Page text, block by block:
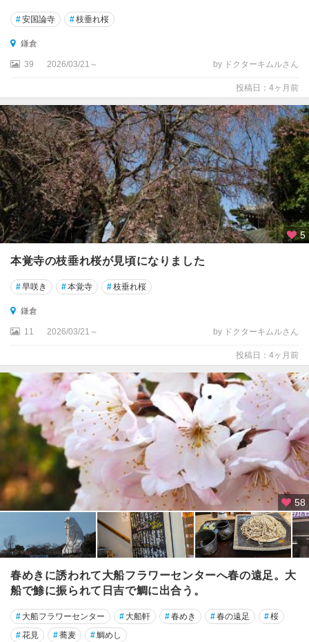
#安国論寺 #枝垂れ桜
鎌倉
39 2026/03/21～ by ドクターキムルさん
投稿日：4ヶ月前
5
本覚寺の枝垂れ桜が見頃になりました
#早咲き #本覚寺 #枝垂れ桜
鎌倉
11 2026/03/21～ by ドクターキムルさん
投稿日：4ヶ月前
58
春めきに誘われて大船フラワーセンターへ春の遠足。大
船で鯵に振られて日吉で鯛に出合う。
# 大船フラワーセンター # 大船軒 #春めき #春の遠足 #桜
#花見 #蕎麦 #鯛めし